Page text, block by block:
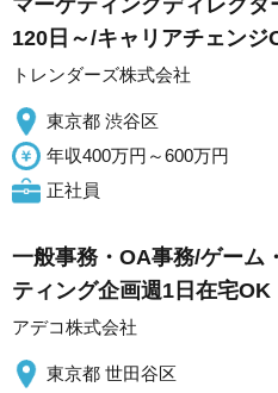
マーケティングディレク
120日～/キャリアチェンジ
トレンダーズ株式会社
東京都 渋谷区
年収400万円～600万円
正社員
一般事務・OA事務/ゲーム
ティング企画週1日在宅OK
アデコ株式会社
東京都 世田谷区